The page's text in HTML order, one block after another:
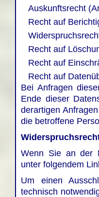
Auskunftsrecht
Recht auf
Recht auf
Recht auf
Recht auf
Bei Anfragen
Ende dieser
derartigen
die betroffene
Wenn Sie an der
unter folgendem
Um einen
technisch